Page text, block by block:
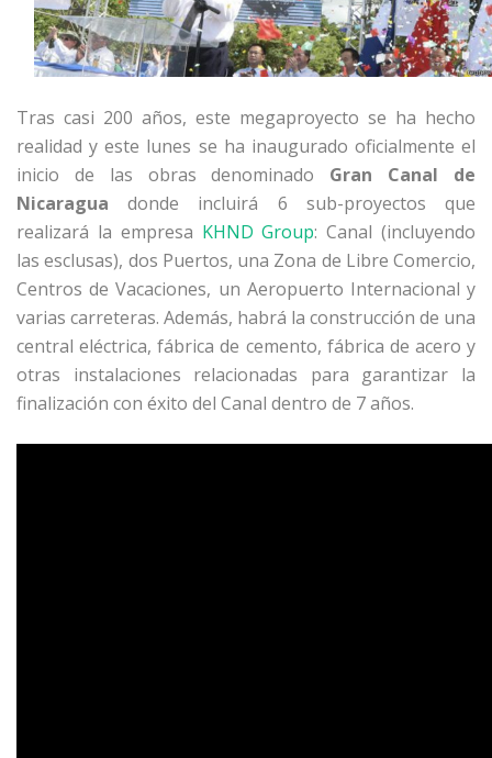
Tras casi 200 años, este megaproyecto se ha hecho
realidad y este lunes se ha inaugurado oficialmente el
inicio de las obras denominado Gran Canal de
Nicaragua donde incluirá 6 sub-proyectos que
realizará la empresa KHND Group: Canal (incluyendo
las esclusas), dos Puertos, una Zona de Libre Comercio,
Centros de Vacaciones, un Aeropuerto Internacional y
varias carreteras. Además, habrá la construcción de una
central eléctrica, fábrica de cemento, fábrica de acero y
otras instalaciones relacionadas para garantizar la
finalización con éxito del Canal dentro de 7 años.